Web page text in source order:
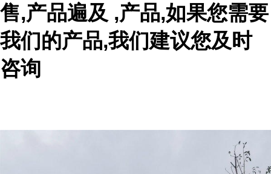
售,产品遍及 ,产品,如果您需要
我们的产品,我们建议您及时
咨询